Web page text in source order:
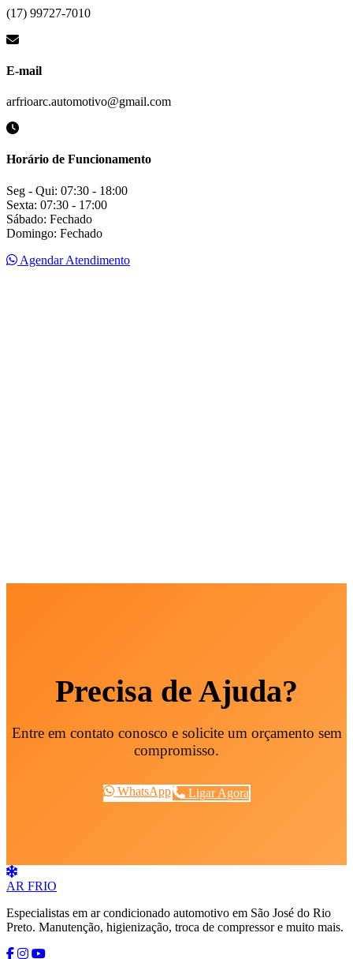
(17) 99727-7010
E-mail
arfrioarc.automotivo@gmail.com
Horário de Funcionamento
Seg - Qui: 07:30 - 18:00
Sexta: 07:30 - 17:00
Sábado: Fechado
Domingo: Fechado
Agendar Atendimento
Precisa de Ajuda?
Entre em contato conosco e solicite um orçamento sem
compromisso.
WhatsApp Ligar Agora
AR FRIO
Especialistas em ar condicionado automotivo em São José do Rio
Preto. Manutenção, higienização, troca de compressor e muito mais.